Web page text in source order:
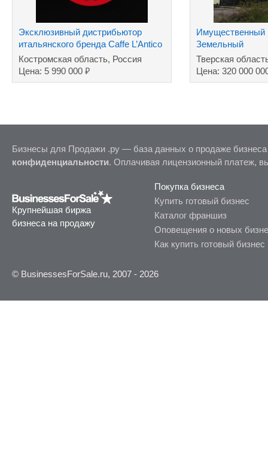
Эксклюзивный дистрибьютор
итальянского бренда Caffe L’Antico
в России
Костромская область, Россия
Цена: 5 990 000 ₽
Имущественный
Земельный
завод
Тверская
Цена: 320 000
Бизнесы для Продажи .ру — база данных о продаже
конфиденциальности. Оплачивая лицензионный платеж,
Крупнейшая биржа
бизнеса на продажу
Покупка бизнеса
Купить готовый бизнес
Каталог франшиз
Оповещения о новых
Как купить готовый бизнес
© BusinessesForSale.ru, 2007 - 2026